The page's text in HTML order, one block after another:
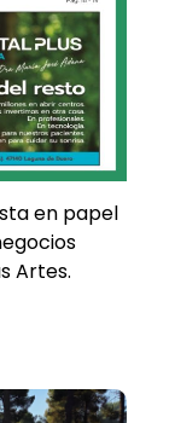
en papel
Artes.